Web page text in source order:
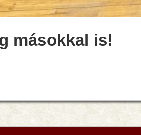
másokkal is!